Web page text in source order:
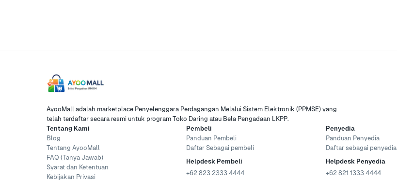
AyooMall adalah marketplace Penyelenggara Perdagangan Melalui Sistem Elektronik (PPMSE) yang
telah terdaftar secara resmi untuk program Toko Daring atau Bela Pengadaan LKPP.
Tentang Kami
Blog
Tentang AyooMall
FAQ (Tanya Jawab)
Syarat dan Ketentuan
Kebijakan Privasi
Pembeli
Panduan Pembeli
Daftar Sebagai pembeli
Helpdesk Pembeli
+62 823 2333 4444
Penyedia
Panduan Penyedia
Daftar sebagai penyedia
Helpdesk Penyedia
+62 821 1333 4444